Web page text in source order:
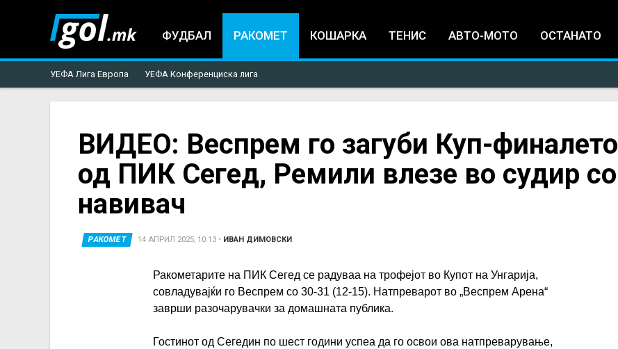
ФУДБАЛ РАКОМЕТ КОШАРКА ТЕНИС АВТО-МОТО ОСТАНАТО
УЕФА Лига Европа УЕФА Конференциска лига
here
ВИДЕО: Веспрем го загуби Куп-финалето
од ПИК Сегед, Ремили влезе во судир со
навивач
РАКОМЕТ 14 АПРИЛ 2025, 10:13• ИВАН ДИМОВСКИ
Ракометарите на ПИК Сегед се радуваа на трофејот во Купот на Унгарија,
совладувајќи го Веспрем со 30-31 (12-15). Натпреварот во „Веспрем Арена“
заврши разочарувачки за домашната публика.
Гостинот од Сегедин по шест години успеа да го освои ова натпреварување,